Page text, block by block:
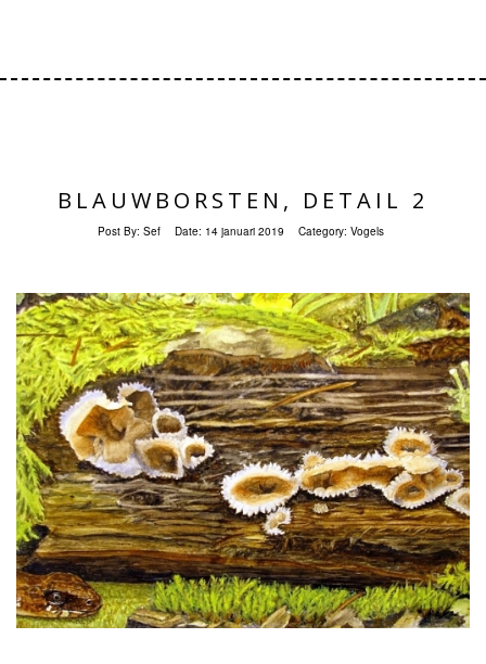
BLAUWBORSTEN, DETAIL 2
Post By: Sef Date: 14 januari 2019 Category: Vogels